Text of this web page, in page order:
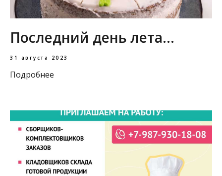
Последний день лета...
31 августа 2023
Подробнее